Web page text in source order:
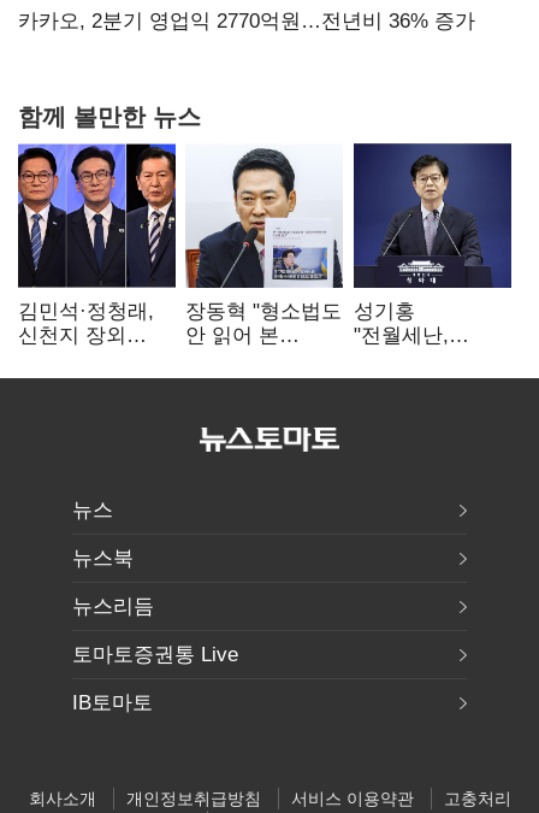
만에 다시 40%대
카카오, 2분기 영업익 2770억원…전년비 36% 증가
함께 볼만한 뉴스
김민석·정청래,
신천지 장외
"호남 계몽 규탄"
장동혁 "형소법도
안 읽어 본
속도로 무너질
성기홍
"전월세난,
공급 문제"…닥공
뉴스
뉴스북
뉴스리듬
토마토증권통 Live
IB토마토
회사소개 개인정보취급방침 서비스 이용약관
고충처리